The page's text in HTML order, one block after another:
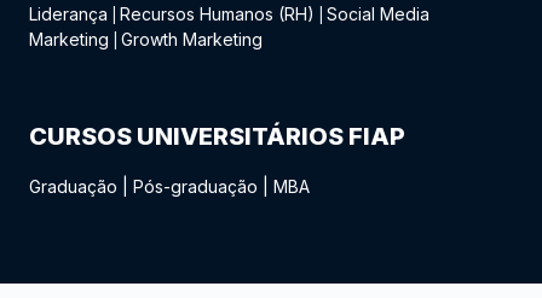
Liderança
Recursos Humanos (RH)
Social Media
Marketing
Growth Marketing
CURSOS UNIVERSITÁRIOS FIAP
Graduação Pós-graduação MBA